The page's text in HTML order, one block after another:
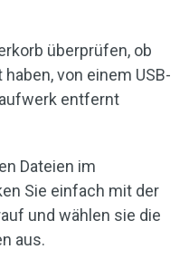
überprüfen, ob
von einem USB-
entfernt
Dateien im
Sie einfach mit der
und wählen sie die
aus.